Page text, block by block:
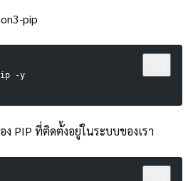
pip
-y
PIP ที่ติดตั้งอยู่ในระบบของเรา